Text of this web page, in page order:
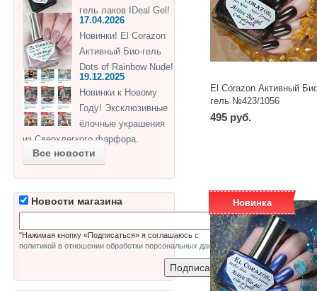
El Corazon Активный
гель №423/1056
Coronation: Palace
16 мл
495 руб.
Новинка
гель лаков IDeal Gel!
17.04.2026
Новинки! El Corazon
Активный Био-гель
Dots of Rainbow Nude!
19.12.2025
Новинки к Новому
Году! Эксклюзивные
ёлочные украшения
из Сверхлегкого фарфора.
Все новости
Новости магазина
"Нажимая кнопку «Подписаться» я соглашаюсь с
политикой в отношении обработки персональных данных"